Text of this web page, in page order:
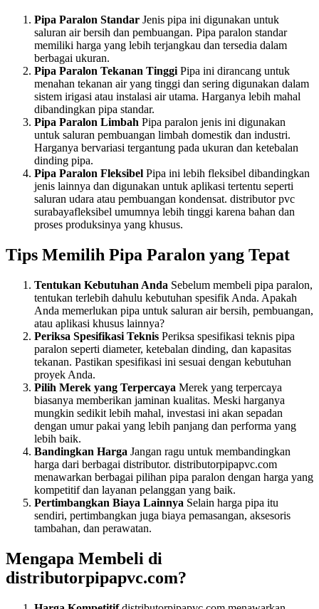
Pipa Paralon Standar Jenis pipa ini digunakan untuk
saluran air bersih dan pembuangan. Pipa paralon standar
memiliki harga yang lebih terjangkau dan tersedia dalam
berbagai ukuran.
Pipa Paralon Tekanan Tinggi Pipa ini dirancang untuk
menahan tekanan air yang tinggi dan sering digunakan dalam
sistem irigasi atau instalasi air utama. Harganya lebih mahal
dibandingkan pipa standar.
Pipa Paralon Limbah Pipa paralon jenis ini digunakan
untuk saluran pembuangan limbah domestik dan industri.
Harganya bervariasi tergantung pada ukuran dan ketebalan
dinding pipa.
Pipa Paralon Fleksibel Pipa ini lebih fleksibel dibandingkan
jenis lainnya dan digunakan untuk aplikasi tertentu seperti
saluran udara atau pembuangan kondensat. distributor pvc
surabayafleksibel umumnya lebih tinggi karena bahan dan
proses produksinya yang khusus.
Tips Memilih Pipa Paralon yang Tepat
Tentukan Kebutuhan Anda Sebelum membeli pipa paralon,
tentukan terlebih dahulu kebutuhan spesifik Anda. Apakah
Anda memerlukan pipa untuk saluran air bersih, pembuangan,
atau aplikasi khusus lainnya?
Periksa Spesifikasi Teknis Periksa spesifikasi teknis pipa
paralon seperti diameter, ketebalan dinding, dan kapasitas
tekanan. Pastikan spesifikasi ini sesuai dengan kebutuhan
proyek Anda.
Pilih Merek yang Terpercaya Merek yang terpercaya
biasanya memberikan jaminan kualitas. Meski harganya
mungkin sedikit lebih mahal, investasi ini akan sepadan
dengan umur pakai yang lebih panjang dan performa yang
lebih baik.
Bandingkan Harga Jangan ragu untuk membandingkan
harga dari berbagai distributor. distributorpipapvc.com
menawarkan berbagai pilihan pipa paralon dengan harga yang
kompetitif dan layanan pelanggan yang baik.
Pertimbangkan Biaya Lainnya Selain harga pipa itu
sendiri, pertimbangkan juga biaya pemasangan, aksesoris
tambahan, dan perawatan.
Mengapa Membeli di
distributorpipapvc.com?